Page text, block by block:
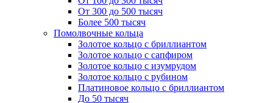
От 300 до 500 тысяч
Более 500 тысяч
Помолвочные кольца
Золотое кольцо с бриллиантом
Золотое кольцо с сапфиром
Золотое кольцо с изумрудом
Золотое кольцо с рубином
Платиновое кольцо с бриллиантом
До 50 тысяч